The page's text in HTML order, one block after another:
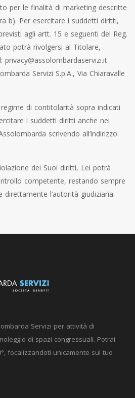
per le finalità di marketing descritte
b). Per esercitare i suddetti diritti,
agli artt. 15 e seguenti del Reg.
potrà rivolgersi al Titolare,
privacy@assolombardaservizi.it
Servizi S.p.A., Via Chiaravalle
di contitolarità sopra indicati
i suddetti diritti anche nei
scrivendo all’indirizzo:
dei Suoi diritti, Lei potrà
competente, restando sempre
direttamente l’autorità giudiziaria.
Servizi per attività di
di spazi congressuali. Potrai
focalizzandoti unicamente sul tuo